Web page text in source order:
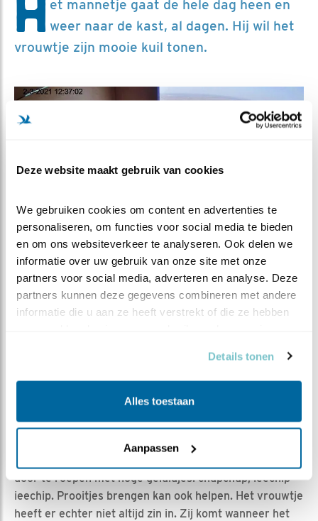
Deze website maakt gebruik van cookies
We gebruiken cookies om content en advertenties te
personaliseren, om functies voor social media te bieden
en om ons websiteverkeer te analyseren. Ook delen we
informatie over uw gebruik van onze site met onze
partners voor social media, adverteren en analyse. Deze
partners kunnen deze gegevens combineren met andere
informatie die u aan ze heeft verstrekt of die ze hebben
Details tonen
Alles toestaan
Aanpassen
H et mannetje gaat de hele dag heen en
weer naar de kast, al dagen. Hij wil het
vrouwtje zijn mooie kuil tonen.
Man schraapt in de nestkom
KUILEN
Slechtvalken bouwen geen nesten. Ze broeden op riffen
Het hele gedoe rondom de nestkom is waar het om
draait gedurende de baltsperiode. Vooral het mannetje
schraapt veelvuldig in het grind. De kuil, daar gaat het
hem om. Daar wil hij zo spoedig mogelijk hun eitjes
door te roepen met hoge geluidjes: chupchup, ieechip
ieechip. Prooitjes brengen kan ook helpen. Het vrouwtje
heeft er echter niet altijd zin in. Zij komt wanneer het